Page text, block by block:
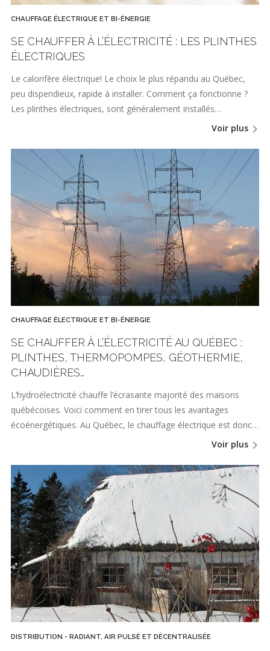
CHAUFFAGE ÉLECTRIQUE ET BI-ÉNERGIE
SE CHAUFFER À L’ÉLECTRICITÉ : LES PLINTHES
ÉLECTRIQUES
Le calorifère électrique! Le choix le plus répandu au Québec,
peu dispendieux, rapide à installer. Comment ça fonctionne ?
Les plinthes électriques, sont généralement installés…
Voir plus
CHAUFFAGE ÉLECTRIQUE ET BI-ÉNERGIE
SE CHAUFFER À L’ÉLECTRICITÉ AU QUÉBEC :
PLINTHES, THERMOPOMPES, GÉOTHERMIE,
CHAUDIÈRES…
L’hydroélectricité chauffe l’écrasante majorité des maisons
québécoises. Voici comment en tirer tous les avantages
écoénergétiques. Au Québec, le chauffage électrique est donc…
Voir plus
DISTRIBUTION - RADIANT, AIR PULSÉ ET DÉCENTRALISÉE